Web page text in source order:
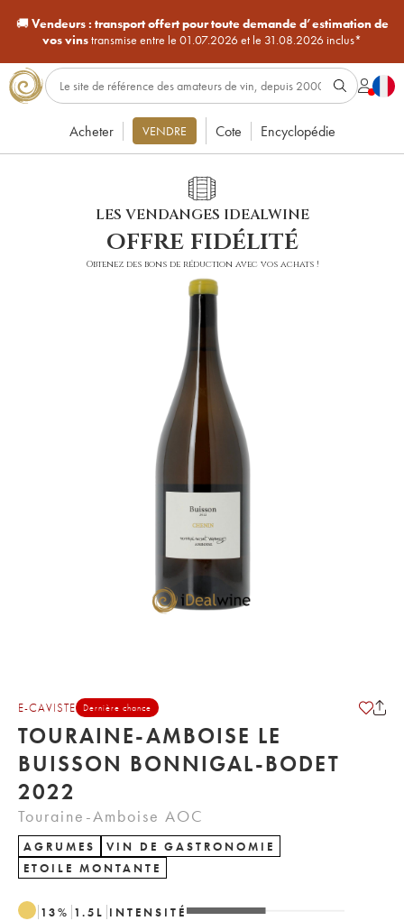
🚚Vendeurs : transport offert pour toute demande d’estimation de
vos vinstransmise entre le 01.07.2026 et le 31.08.2026 inclus*
Acheter VENDRE Cote Encyclopédie
LES VENDANGES IDEALWINE
offre fidélité
Obtenez des bons de réduction avec vos achats !
E-CAVISTE Dernière chance
TOURAINE-AMBOISE LE
BUISSON BONNIGAL-BODET
2022
Touraine-Amboise AOC
AGRUMES
VIN DE GASTRONOMIE
ETOILE MONTANTE
13% 1.5 L INTENSITÉ